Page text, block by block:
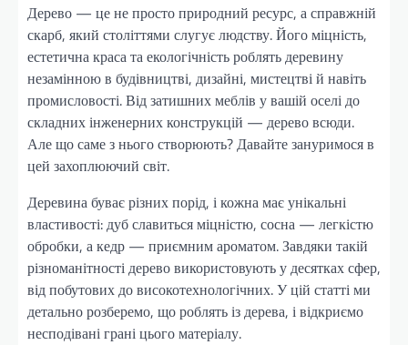
Дерево — це не просто природний ресурс, а справжній
скарб, який століттями слугує людству. Його міцність,
естетична краса та екологічність роблять деревину
незамінною в будівництві, дизайні, мистецтві й навіть
промисловості. Від затишних меблів у вашій оселі до
складних інженерних конструкцій — дерево всюди.
Але що саме з нього створюють? Давайте зануримося в
цей захоплюючий світ.
Деревина буває різних порід, і кожна має унікальні
властивості: дуб славиться міцністю, сосна — легкістю
обробки, а кедр — приємним ароматом. Завдяки такій
різноманітності дерево використовують у десятках сфер,
від побутових до високотехнологічних. У цій статті ми
детально розберемо, що роблять із дерева, і відкриємо
несподівані грані цього матеріалу.